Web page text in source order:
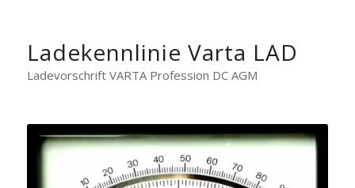
Ladekennlinie Varta LAD
Ladevorschrift VARTA Profession DC AGM